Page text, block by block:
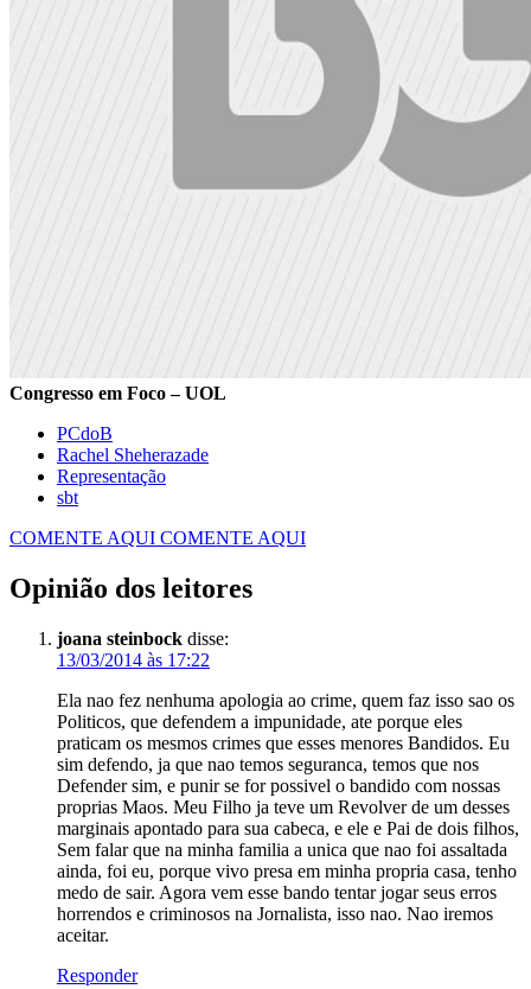
Congresso em Foco – UOL
PCdoB
Rachel Sheherazade
Representação
sbt
COMENTE AQUI COMENTE AQUI
Opinião dos leitores
joana steinbock disse:
13/03/2014 às 17:22
Ela nao fez nenhuma apologia ao crime, quem faz isso sao os
Politicos, que defendem a impunidade, ate porque eles
praticam os mesmos crimes que esses menores Bandidos. Eu
sim defendo, ja que nao temos seguranca, temos que nos
Defender sim, e punir se for possivel o bandido com nossas
proprias Maos. Meu Filho ja teve um Revolver de um desses
marginais apontado para sua cabeca, e ele e Pai de dois filhos,
Sem falar que na minha familia a unica que nao foi assaltada
ainda, foi eu, porque vivo presa em minha propria casa, tenho
medo de sair. Agora vem esse bando tentar jogar seus erros
horrendos e criminosos na Jornalista, isso nao. Nao iremos
aceitar.
Responder